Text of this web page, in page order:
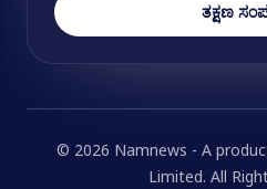
ತಕ್ಷಣ
© 2026 Namnews - A
Limited. All